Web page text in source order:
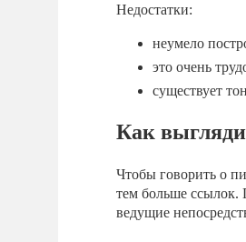
Недостатки:
неумело
это очень
существует
Как
Чтобы говорить о
тем больше
ведущие